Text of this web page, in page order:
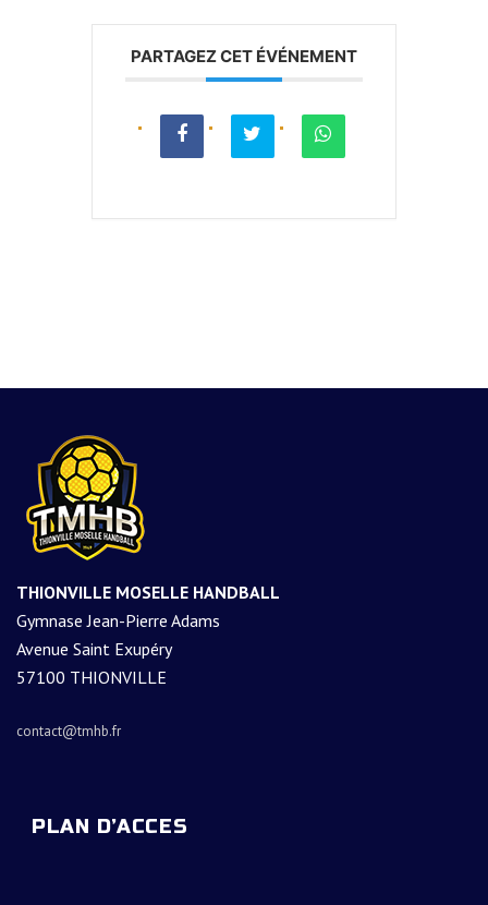
PARTAGEZ CET ÉVÉNEMENT
THIONVILLE MOSELLE HANDBALL
Gymnase Jean-Pierre Adams
Avenue Saint Exupéry
57100 THIONVILLE
contact@tmhb.fr
PLAN D’ACCES